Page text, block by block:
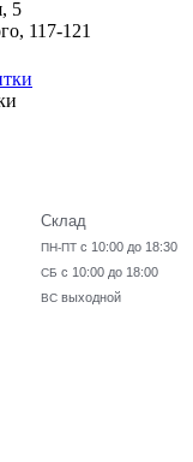
5
117-121
Склад
ПН-ПТ с 10:00 до 18:30
СБ с 10:00 до 18:00
ВС выходной